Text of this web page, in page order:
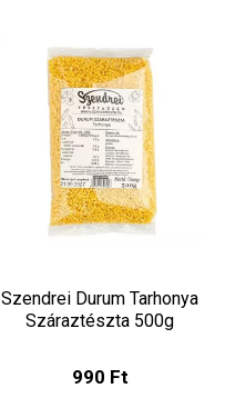
Szendrei Durum Tarhonya
Száraztészta 500g
990 Ft